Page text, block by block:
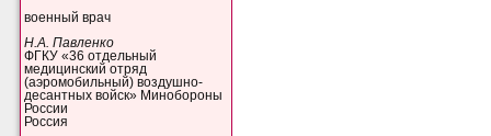
военный врач
Н.А. Павленко
ФГКУ «36 отдельный
медицинский отряд
(аэромобильный) воздушно-
десантных войск» Минобороны
России
Россия